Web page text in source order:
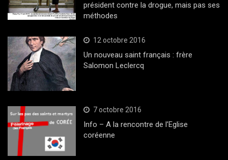
président contre la drogue, mais pas ses
méthodes
12 octobre 2016
Un nouveau saint français : frère
Salomon Leclercq
7 octobre 2016
Info – A la rencontre de l’Eglise
coréenne